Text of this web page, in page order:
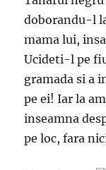
doborandu-l
mama lui,
Ucideti-l pe
gramada si a
pe ei! Iar la
inseamna
pe loc, fara